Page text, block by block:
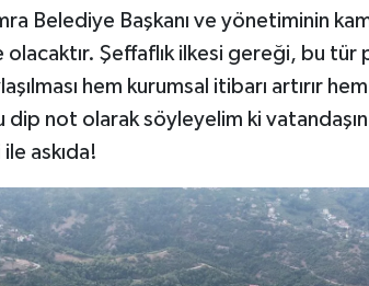
Belediye Başkanı ve yönetiminin
olacaktır. Şeffaflık ilkesi gereği, bu
hem kurumsal itibarı artırır
dip not olarak söyleyelim ki
askıda!